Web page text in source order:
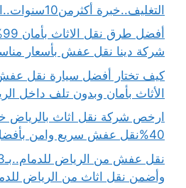
التغليف..خبرة أكثرمن10سنوات..اتصل بنا
شركة دينا نقل عفش بأسعار
كيف تختار أفضل سيارة نقل
الأثاث بأمان وبدون تلف داخل
ارخص شركة نقل اثاث
40%نقل عفش سريع وامن بأفضل الأسعار
وأضمن نقل اثاث من الرياض